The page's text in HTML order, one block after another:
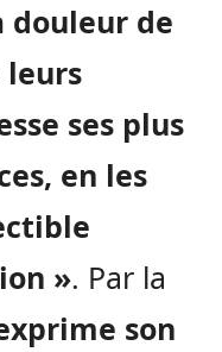
douleur de
ses plus
en les
». Par la
son